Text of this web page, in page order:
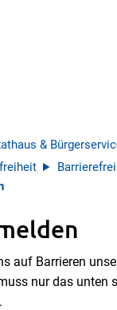
&
auf Barrieren
nur das unten